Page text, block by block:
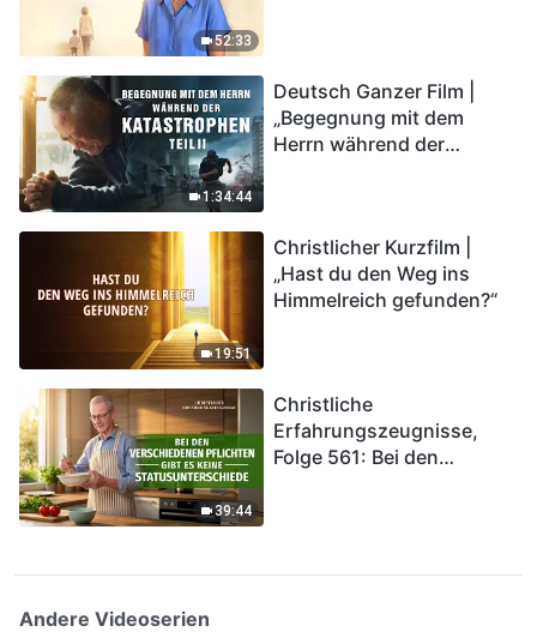
52:33
1:34:44
Deutsch Ganzer Film |
„Begegnung mit dem
Herrn während der
in das Königreich Gottes
eintreten?
19:51
Christlicher Kurzfilm |
„Hast du den Weg ins
Himmelreich gefunden?“
39:44
Christliche
Erfahrungszeugnisse,
Folge 561: Bei den
Andere Videoserien